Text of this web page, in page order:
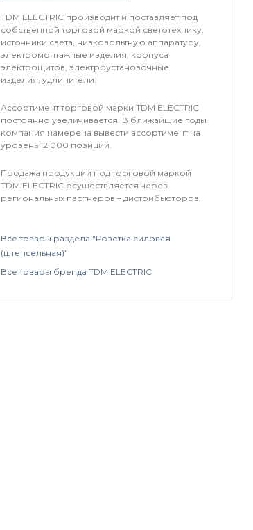
TDM ЕLECTRIC производит и поставляет под
собственной торговой маркой светотехнику,
источники света, низковольтную аппаратуру,
электромонтажные изделия, корпуса
электрощитов, электроустановочные
изделия, удлинители.
Ассортимент торговой марки TDM ЕLECTRIC
постоянно увеличивается. В ближайшие годы
компания намерена вывести ассортимент на
уровень 12 000 позиций.
Продажа продукции под торговой маркой
TDM ЕLECTRIC осуществляется через
региональных партнеров – дистрибьюторов.
Все товары раздела "Розетка силовая
(штепсельная)"
Все товары бренда TDM ЕLECTRIC